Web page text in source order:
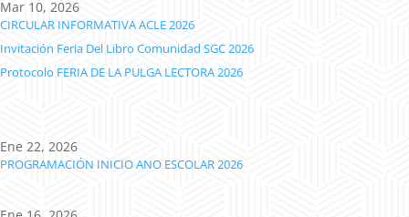
Mar 10, 2026
CIRCULAR INFORMATIVA ACLE 2026
Invitación Feria Del Libro Comunidad SGC 2026
Protocolo FERIA DE LA PULGA LECTORA 2026
Ene 22, 2026
PROGRAMACIÓN INICIO ANO ESCOLAR 2026